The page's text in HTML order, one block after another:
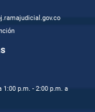
1:00 p.m. - 2:00 p.m. a